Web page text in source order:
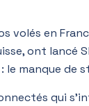
volés en
ont lancé
le manque de
qui